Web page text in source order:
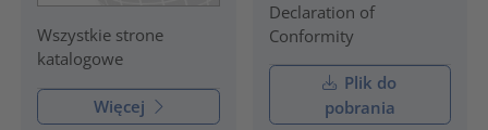
Wszystkie strone
katalogowe
Więcej
Declaration of
Conformity
Plik do
pobrania